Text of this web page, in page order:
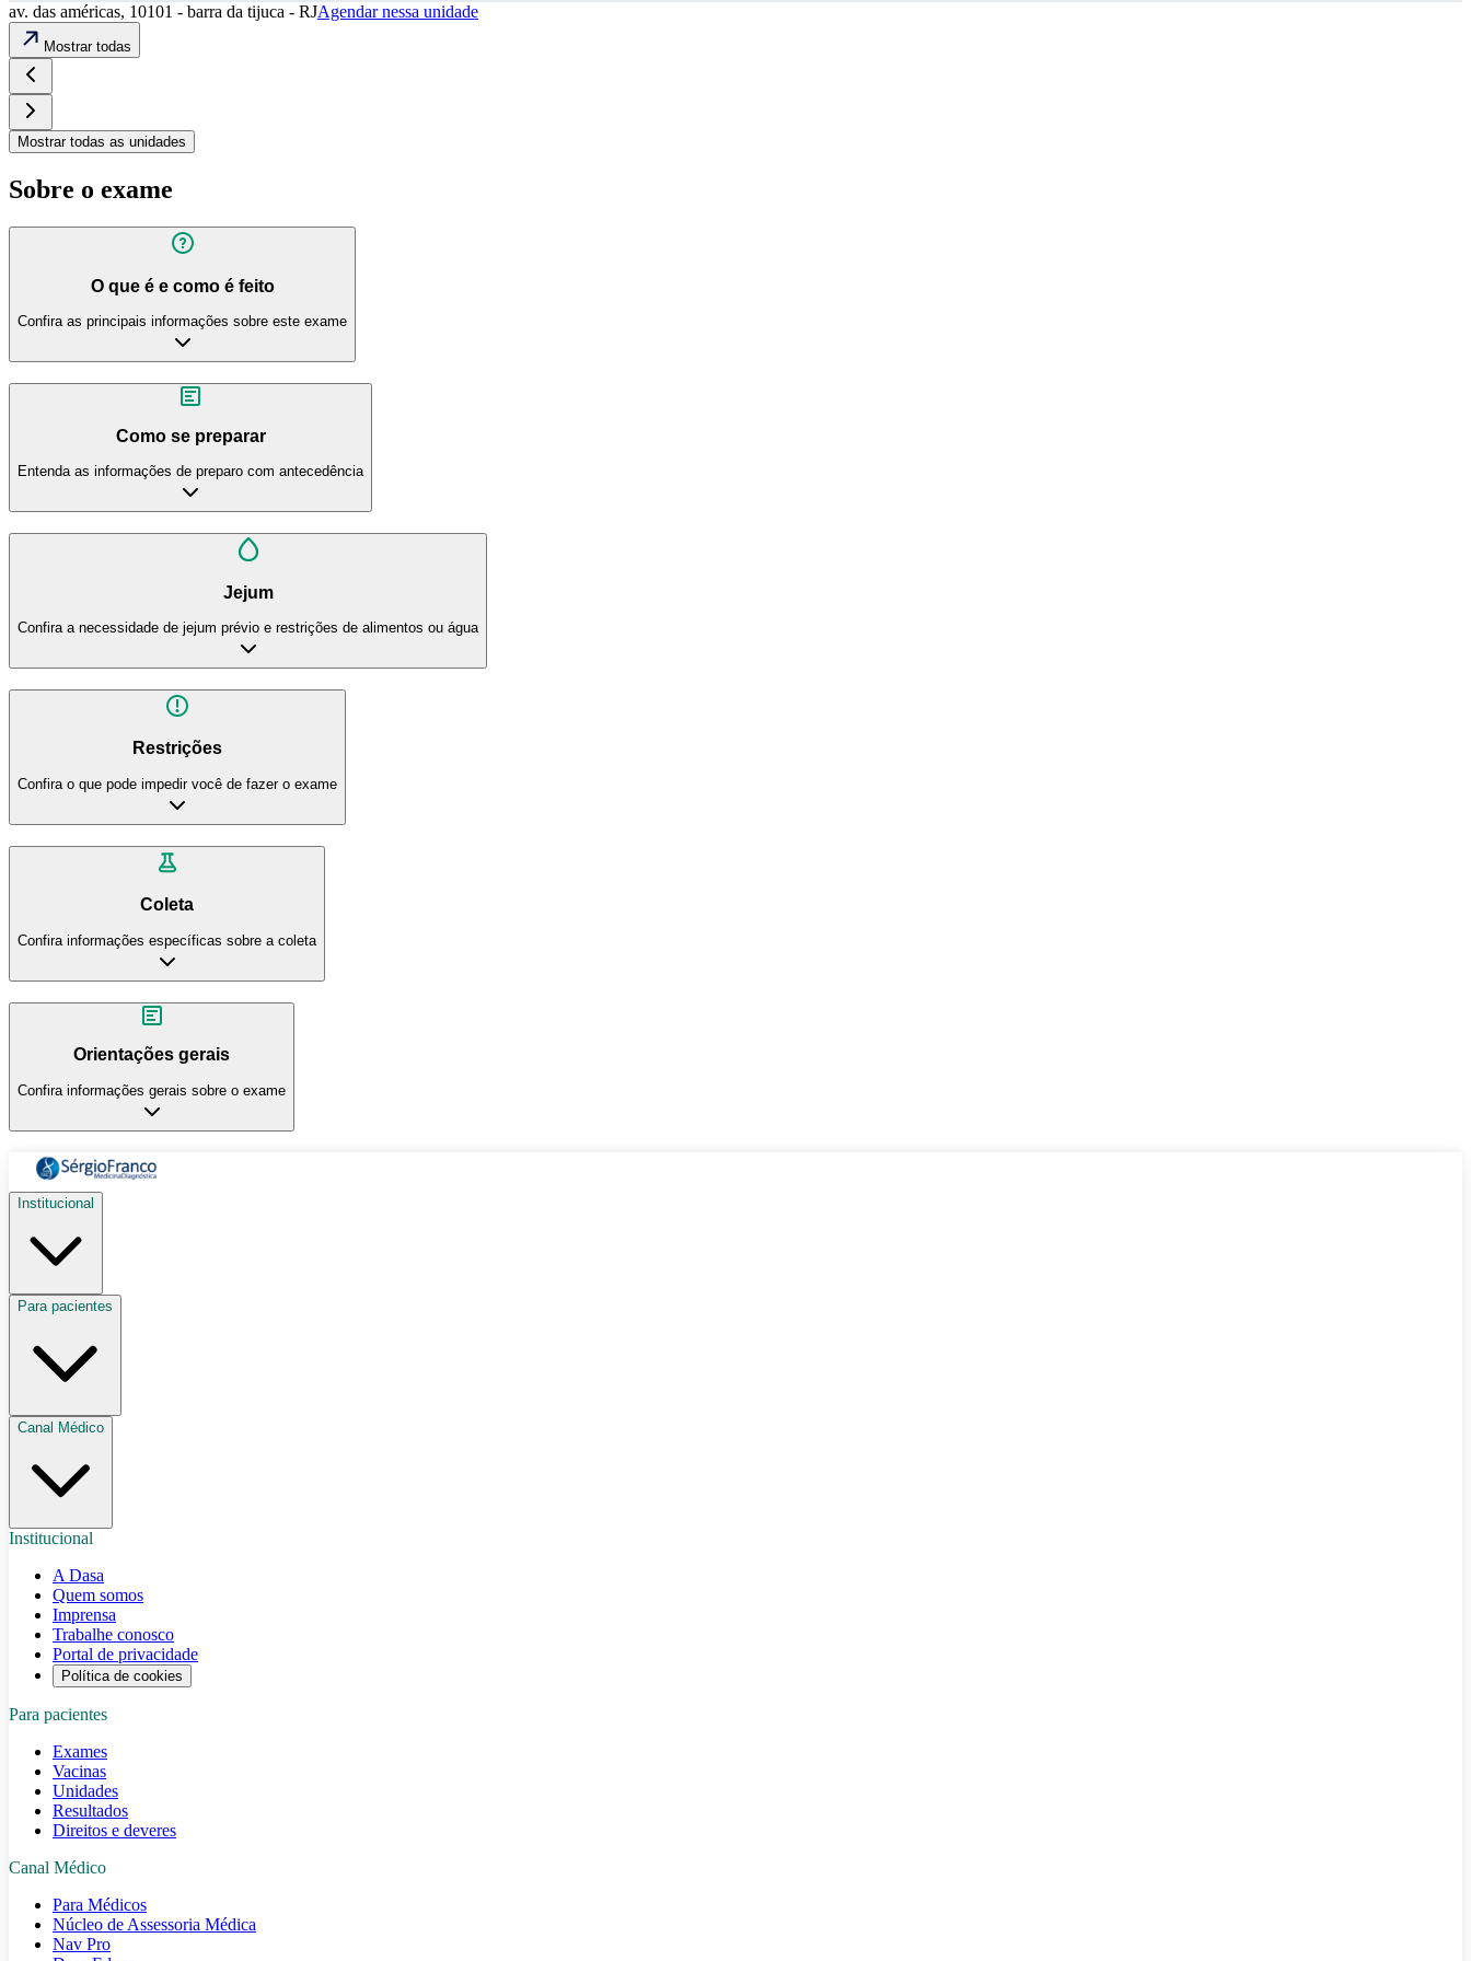
av. das américas, 10101 - barra da tijuca - RJAgendar nessa unidade
Mostrar todas
Mostrar todas as unidades
Sobre o exame
O que é e como é feito
Confira as principais informações sobre este exame
Como se preparar
Entenda as informações de preparo com antecedência
Jejum
Confira a necessidade de jejum prévio e restrições de alimentos ou água
Restrições
Confira o que pode impedir você de fazer o exame
Coleta
Confira informações específicas sobre a coleta
Orientações gerais
Confira informações gerais sobre o exame
Institucional
Para pacientes
Canal Médico
Institucional
A Dasa
Quem somos
Imprensa
Trabalhe conosco
Portal de privacidade
Política de cookies
Para pacientes
Exames
Vacinas
Unidades
Resultados
Direitos e deveres
Canal Médico
Para Médicos
Núcleo de Assessoria Médica
Nav Pro